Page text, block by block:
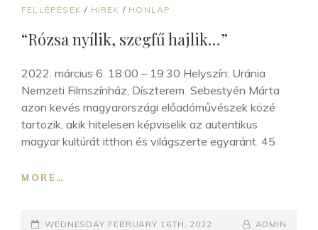
CAT
FELLÉPÉSEK / HÍREK / HONLAP
“Rózsa nyílik, szegfű hajlik…”
2022. március 6. 18:00 – 19:30 Helyszín: Uránia
Nemzeti Filmszínház, Díszterem Sebestyén Márta
azon kevés magyarországi előadóművészek közé
tartozik, akik hitelesen képviselik az autentikus
magyar kultúrát itthon és világszerte egyaránt. 45
MORE…
HAJLIK…”
POSTED-
WEDNESDAY FEBRUARY 16TH, 2022
BY
BYLINE
ADMIN